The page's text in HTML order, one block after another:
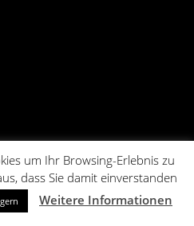
um Ihr Browsing-Erlebnis zu
dass Sie damit einverstanden
Weitere Informationen